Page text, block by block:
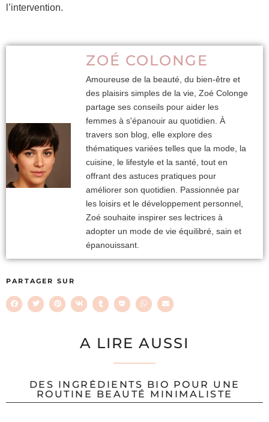
l’intervention.
ZOÉ COLONGE
Amoureuse de la beauté, du bien-être et
des plaisirs simples de la vie, Zoé Colonge
partage ses conseils pour aider les
femmes à s'épanouir au quotidien. À
travers son blog, elle explore des
thématiques variées telles que la mode, la
cuisine, le lifestyle et la santé, tout en
offrant des astuces pratiques pour
améliorer son quotidien. Passionnée par
les loisirs et le développement personnel,
Zoé souhaite inspirer ses lectrices à
adopter un mode de vie équilibré, sain et
épanouissant.
PARTAGER SUR
A LIRE AUSSI
DES INGRÉDIENTS BIO POUR UNE
ROUTINE BEAUTÉ MINIMALISTE